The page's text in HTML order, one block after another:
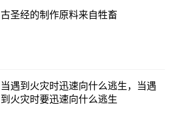
古圣经的制作原料来自牲畜
当遇到火灾时迅速向什么逃生，当遇
到火灾时要迅速向什么逃生